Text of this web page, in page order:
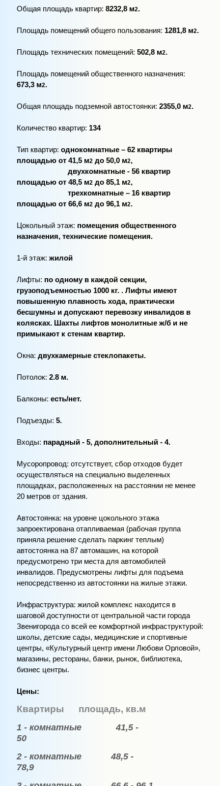
Общая площадь квартир: 8232,8 м2.
Площадь помещений общего пользования: 1281,8 м2.
Площадь технических помещений: 502,8 м2.
Площадь помещений общественного назначения:
673,3 м2.
Общая площадь подземной автостоянки: 2355,0 м2.
Количество квартир: 134
Тип квартир: однокомнатные – 62 квартиры
площадью от 41,5 м2 до 50,0 м2,
двухкомнатные - 56 квартир
площадью от 48,5 м2 до 85,1 м2,
трехкомнатные – 16 квартир
площадью от 66,6 м2 до 96,1 м2.
Цокольный этаж: помещения общественного
назначения, технические помещения.
1-й этаж: жилой
Лифты: по одному в каждой секции,
грузоподъемностью 1000 кг. . Лифты имеют
повышенную плавность хода, практически
бесшумны и допускают перевозку инвалидов в
колясках. Шахты лифтов монолитные ж/б и не
примыкают к стенам квартир.
Окна: двухкамерные стеклопакеты.
Потолок: 2.8 м.
Балконы: есть/нет.
Подъезды: 5.
Входы: парадный - 5, дополнительный - 4.
Мусоропровод: отсутствует, сбор отходов будет
осуществляться на специально выделенных
площадках, расположенных на расстоянии не менее
20 метров от здания.
Автостоянка: на уровне цокольного этажа
запроектирована отапливаемая (рабочая группа
приняла решение сделать паркинг теплым)
автостоянка на 87 автомашин, на которой
предусмотрено три места для автомобилей
инвалидов. Предусмотрены лифты для подъема
непосредственно из автостоянки на жилые этажи.
Инфраструктура: жилой комплекс находится в
шаговой доступности от центральной части города
Звенигорода со всей ее комфортной инфраструктурой:
школы, детские сады, медицинские и спортивные
центры, «Культурный центр имени Любови Орловой»,
магазины, рестораны, банки, рынок, библиотека,
бизнес центры.
Цены:
Квартиры площадь, кв.м
1 - комнатные 41,5 -
50
2 - комнатные 48,5 -
78,9